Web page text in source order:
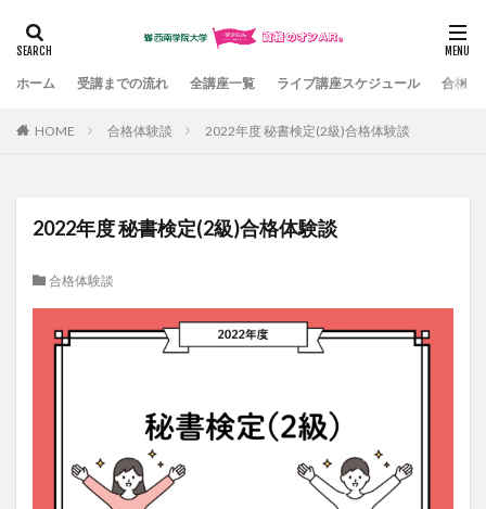
ホーム 受講までの流れ 全講座一覧 ライブ講座スケジュール 合格体
HOME 合格体験談 2022年度 秘書検定(2級)合格体験談
2022年度 秘書検定(2級)合格体験談
合格体験談
カテゴリー